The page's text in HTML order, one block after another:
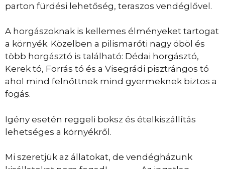
parton fürdési lehetőség, teraszos vendéglővel.
A horgászoknak is kellemes élményeket tartogat
a környék. Közelben a pilismaróti nagy öböl és
több horgásztó is található: Dédai horgásztó,
Kerek tó, Forrás tó és a Visegrádi pisztrángos tó
ahol mind felnőttnek mind gyermeknek biztos a
fogás.
Igény esetén reggeli boksz és ételkiszállítás
lehetséges a környékről.
Mi szeretjük az állatokat, de vendégházunk